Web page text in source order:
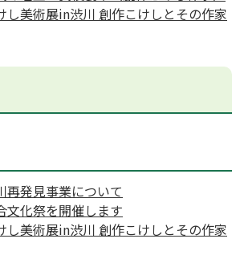
し美術展in渋川 創作こけしとその作家
再発見事業について
文化祭を開催します
し美術展in渋川 創作こけしとその作家